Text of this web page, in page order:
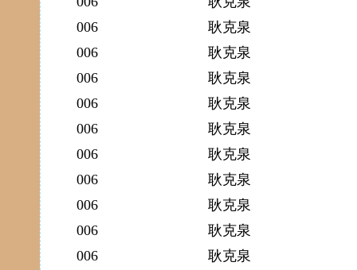
006
耿克泉
006
耿克泉
006
耿克泉
006
耿克泉
006
耿克泉
006
耿克泉
006
耿克泉
006
耿克泉
006
耿克泉
006
耿克泉